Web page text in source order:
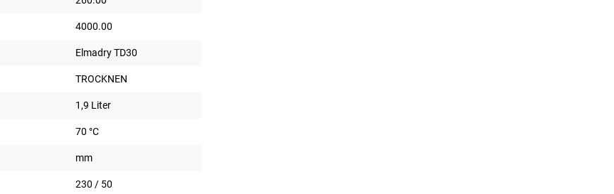
4000.00
Elmadry TD30
TROCKNEN
1,9 Liter
70 °C
mm
230 / 50